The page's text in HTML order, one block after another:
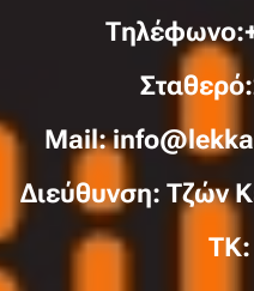
Mail:
Διεύθυνση: Τζών